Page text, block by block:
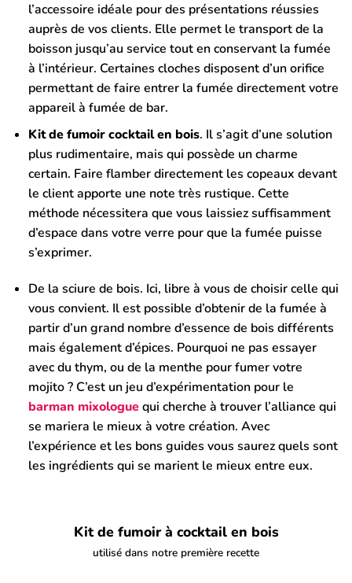
l’accessoire idéale pour des présentations réussies
auprès de vos clients. Elle permet le transport de la
boisson jusqu’au service tout en conservant la fumée
à l’intérieur. Certaines cloches disposent d’un orifice
permettant de faire entrer la fumée directement votre
appareil à fumée de bar.
Kit de fumoir cocktail en bois. Il s’agit d’une solution
plus rudimentaire, mais qui possède un charme
certain. Faire flamber directement les copeaux devant
le client apporte une note très rustique. Cette
méthode nécessitera que vous laissiez suffisamment
d’espace dans votre verre pour que la fumée puisse
s’exprimer.
De la sciure de bois. Ici, libre à vous de choisir celle qui
vous convient. Il est possible d’obtenir de la fumée à
partir d’un grand nombre d’essence de bois différents
mais également d’épices. Pourquoi ne pas essayer
avec du thym, ou de la menthe pour fumer votre
mojito ? C’est un jeu d’expérimentation pour le
barman mixologuequi cherche à trouver l’alliance qui
se mariera le mieux à votre création. Avec
l’expérience et les bons guides vous saurez quels sont
les ingrédients qui se marient le mieux entre eux.
Kit de fumoir à cocktail en bois
utilisé dans notre première recette